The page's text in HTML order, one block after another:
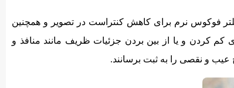
فوکوس نرم برای کاهش کنتراست در تصویر و همچنین
کردن و یا از بین بردن جزئیات ظریف مانند منافذ و
و نقصی را به ثبت برسانند.